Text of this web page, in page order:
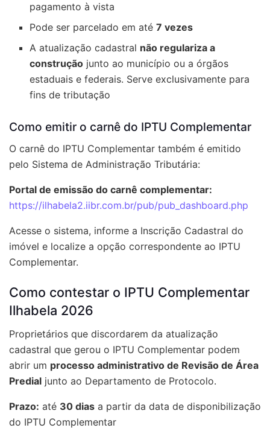
pagamento à vista
Pode ser parcelado em até7 vezes
A atualização cadastral não regulariza a
construção junto ao município ou a órgãos
estaduais e federais. Serve exclusivamente para
fins de tributação
Como emitir o carnê do IPTU Complementar
O carnê do IPTU Complementar também é emitido
pelo Sistema de Administração Tributária:
Portal de emissão do carnê complementar:
https://ilhabela2.iibr.com.br/pub/pub_dashboard.php
Acesse o sistema, informe a Inscrição Cadastral do
imóvel e localize a opção correspondente ao IPTU
Complementar.
Como contestar o IPTU Complementar
Ilhabela 2026
Proprietários que discordarem da atualização
cadastral que gerou o IPTU Complementar podem
abrir um processo administrativo de Revisão de Área
Predial junto ao Departamento de Protocolo.
Prazo: até 30 dias a partir da data de disponibilização
do IPTU Complementar